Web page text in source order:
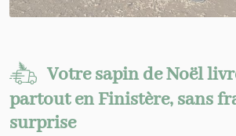
Votre sapin de Noël
partout en Finistère, sans
surprise